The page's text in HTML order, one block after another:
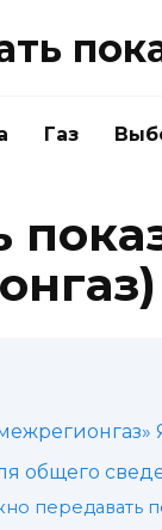
Газ
общего
передавать